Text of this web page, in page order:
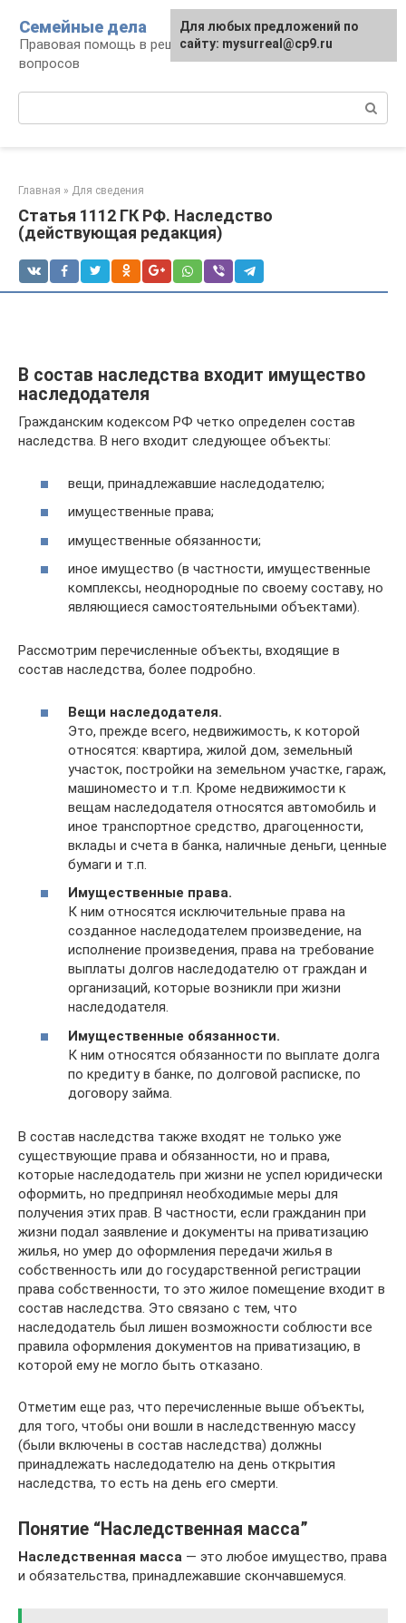
контенту
Семейные дела
Правовая помощь в решении семейных
вопросов
Главная » Для сведения
Статья 1112 ГК РФ. Наследство
(действующая редакция)
В состав наследства входит имущество
наследодателя
Гражданским кодексом РФ четко определен состав
наследства. В него входит следующее объекты:
вещи, принадлежавшие наследодателю;
имущественные права;
имущественные обязанности;
иное имущество (в частности, имущественные
комплексы, неоднородные по своему составу, но
являющиеся самостоятельными объектами).
Рассмотрим перечисленные объекты, входящие в
состав наследства, более подробно.
Вещи наследодателя.
Это, прежде всего, недвижимость, к которой
относятся: квартира, жилой дом, земельный
участок, постройки на земельном участке, гараж,
машиноместо и т.п. Кроме недвижимости к
вещам наследодателя относятся автомобиль и
иное транспортное средство, драгоценности,
вклады и счета в банка, наличные деньги, ценные
бумаги и т.п.
Имущественные права.
К ним относятся исключительные права на
созданное наследодателем произведение, на
исполнение произведения, права на требование
выплаты долгов наследодателю от граждан и
организаций, которые возникли при жизни
наследодателя.
Имущественные обязанности.
К ним относятся обязанности по выплате долга
по кредиту в банке, по долговой расписке, по
договору займа.
В состав наследства также входят не только уже
существующие права и обязанности, но и права,
которые наследодатель при жизни не успел юридически
оформить, но предпринял необходимые меры для
получения этих прав. В частности, если гражданин при
жизни подал заявление и документы на приватизацию
жилья, но умер до оформления передачи жилья в
собственность или до государственной регистрации
права собственности, то это жилое помещение входит в
состав наследства. Это связано с тем, что
наследодатель был лишен возможности соблюсти все
правила оформления документов на приватизацию, в
которой ему не могло быть отказано.
Отметим еще раз, что перечисленные выше объекты,
для того, чтобы они вошли в наследственную массу
(были включены в состав наследства) должны
принадлежать наследодателю на день открытия
наследства, то есть на день его смерти.
Понятие “Наследственная масса”
Наследственная масса — это любое имущество, права
и обязательства, принадлежавшие скончавшемуся.
Для любых предложений по
сайту: mysurreal@cp9.ru